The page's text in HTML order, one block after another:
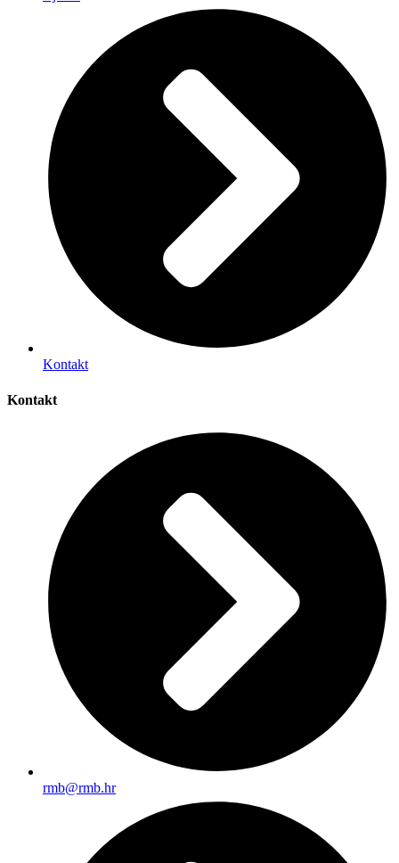
Kontakt
Kontakt
rmb@rmb.hr